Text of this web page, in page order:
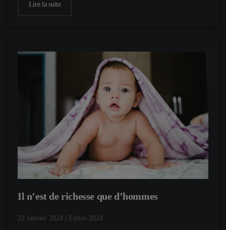
Lire la suite
Il n’est de richesse que d’hommes
22 Janvier 2024 Editos 2024